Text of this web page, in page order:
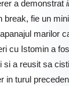
a demonstrat
break, fie un
marilor
cu Istomin a
si a reusit sa
in turul